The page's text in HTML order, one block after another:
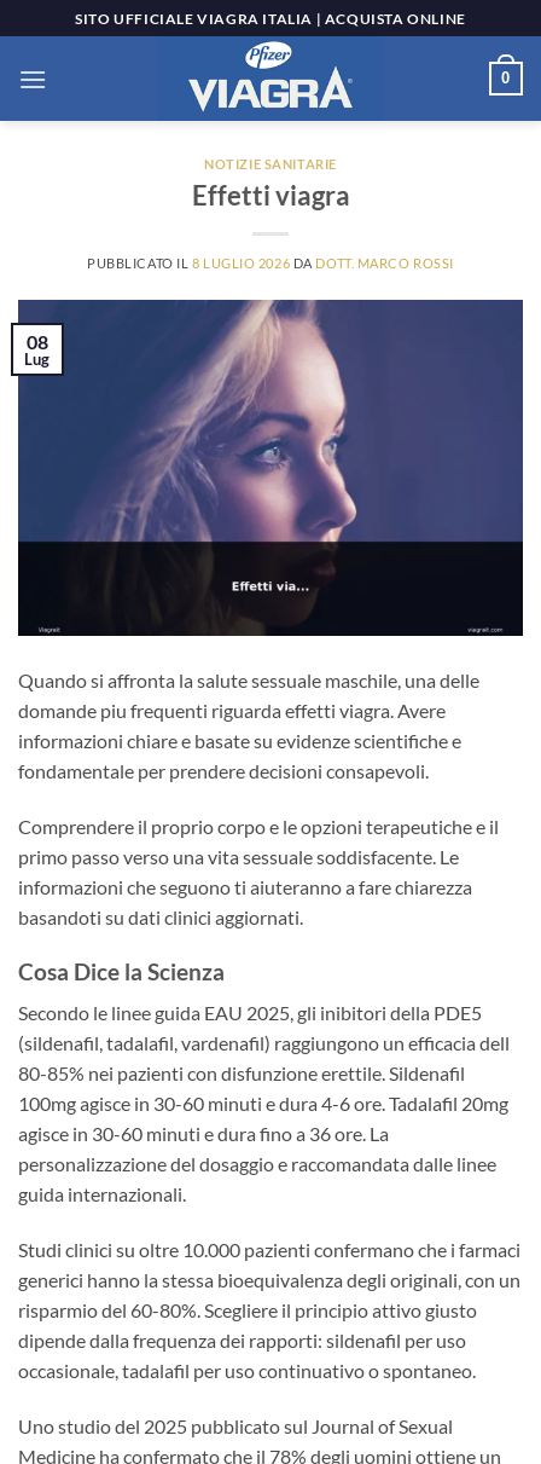
ai
contenuti
SITO UFFICIALE VIAGRA ITALIA | ACQUISTA ONLINE
0
NOTIZIE SANITARIE
Effetti viagra
PUBBLICATO IL 8 LUGLIO 2026 DA DOTT. MARCO ROSSI
08
Lug
Quando si affronta la salute sessuale maschile, una delle
domande piu frequenti riguarda effetti viagra. Avere
informazioni chiare e basate su evidenze scientifiche e
fondamentale per prendere decisioni consapevoli.
Comprendere il proprio corpo e le opzioni terapeutiche e il
primo passo verso una vita sessuale soddisfacente. Le
informazioni che seguono ti aiuteranno a fare chiarezza
basandoti su dati clinici aggiornati.
Cosa Dice la Scienza
Secondo le linee guida EAU 2025, gli inibitori della PDE5
(sildenafil, tadalafil, vardenafil) raggiungono un efficacia dell
80-85% nei pazienti con disfunzione erettile. Sildenafil
100mg agisce in 30-60 minuti e dura 4-6 ore. Tadalafil 20mg
agisce in 30-60 minuti e dura fino a 36 ore. La
personalizzazione del dosaggio e raccomandata dalle linee
guida internazionali.
Studi clinici su oltre 10.000 pazienti confermano che i farmaci
generici hanno la stessa bioequivalenza degli originali, con un
risparmio del 60-80%. Scegliere il principio attivo giusto
dipende dalla frequenza dei rapporti: sildenafil per uso
occasionale, tadalafil per uso continuativo o spontaneo.
Uno studio del 2025 pubblicato sul Journal of Sexual
Medicine ha confermato che il 78% degli uomini ottiene un